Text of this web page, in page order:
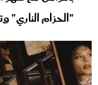
"الحزام الناري"